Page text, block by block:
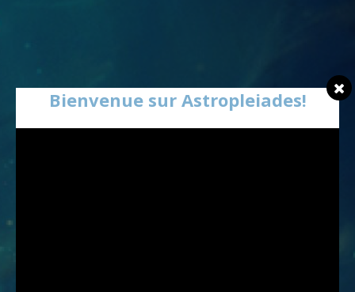
Bienvenue sur Astropleiades!